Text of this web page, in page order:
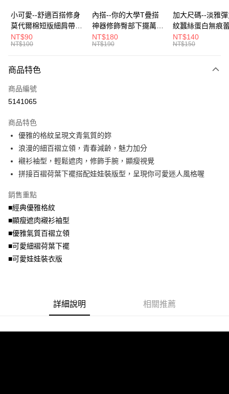
悠遊付
Google Pay
全盈+PAY
大哥付你分期
【大哥付你分期使用說明】
1.本服務由台灣大哥大提供，台灣大哥大用戶可立即使用無須另外申請。
流程，驗證手機門號後，選擇欲分期的期數、繳款截止日，確認付款後即完
成交易。
3.實際核准額度、可分期數及費用金額請依後續交易確認頁面所載為準。
4.訂單成立30分鐘內，如未前往確認交易或遇審核未通過，訂單將自動取
法說明評估內容。
【繳款方式說明】
醒簡訊。
帳／街口支付／iPASS MONEY」等通路繳費。
【注意事項】
1.本服務係由「台灣大哥大股份有限公司」（以下簡稱本公司）所提供，讓
用戶於交易時，得透過本服務購買商品或服務，並由商店將買賣／分期付款
買賣價金債權讓與本公司後，依約使用本公司帳單繳交帳款。
AFTEE先享後付
【關於「AFTEE先享後付」】
AFTEE先享後付是「在收到商品之後才付款」的支付方式。 讓您購物簡單
便利好安心！
１．簡單：不需註冊會員、不需綁卡、不需儲值。
２．便利：只要手機號碼，簡訊認證，即可結帳。
３．安心：先確認商品／服務後，再付款。
１．於結帳方式選擇「AFTEE先享後付」後，將跳轉至「AFTEE先享後付」
結帳頁面，進行簡訊認證並確認金額後，即可完成結帳。
３．收到繳費通知簡訊後14天內，點擊此簡訊中的連結，可透過四大超商／
ATM／網路銀行／等多元方式進行付款，方視為交易完成。
※ 請注意：結帳手續完成當下不需立刻繳費，但若您需要取消訂單，請聯絡
購買商品的店家。未經商家同意取消之訂單仍視為有效，需透過AFTEE先享
後付繳納相關費用。
１．透過由恩沛科技股份有限公司提供之「AFTEE先享後付」服務完成之交
ATM付款
全家取貨付款
付款後全家取貨
每筆NT$70，滿NT$699(含以上)免運費
7-11取貨付款
每筆NT$70，滿NT$799(含以上)免運費
每筆NT$100，滿NT$1,000(含以上)免運費
小可愛--舒適百搭修身
莫代爾棉短版細肩帶素
色背心(白.黑.灰L-2L)-
U582眼圈熊中大尺碼
NT$90
NT$100
內搭--你的大學T疊搭
神器修飾臀部下擺萬用
內搭裙/遮臀裙(黑2L-
6L)-Q155眼圈熊中大
NT$180
NT$190
加大尺碼--淡雅
紋蠶絲蛋白無痕
角內褲(白.粉.藍.
3L)-L28眼圈熊中
NT$140
NT$150
商品特色
商品編號
5141065
商品特色
優雅的格紋呈現文青氣質的妳
浪漫的細百褶立領，青春減齡，魅力加分
襯衫袖型，輕鬆遮肉，修飾手腕，顯瘦視覺
拼接百褶荷葉下襬搭配娃娃裝版型，呈現你可愛迷人風格喔
銷售重點
■經典優雅格紋
■顯瘦遮肉襯衫袖型
■優雅氣質百褶立領
■可愛細褶荷葉下襬
■可愛娃娃裝衣版
詳細說明 相關推薦